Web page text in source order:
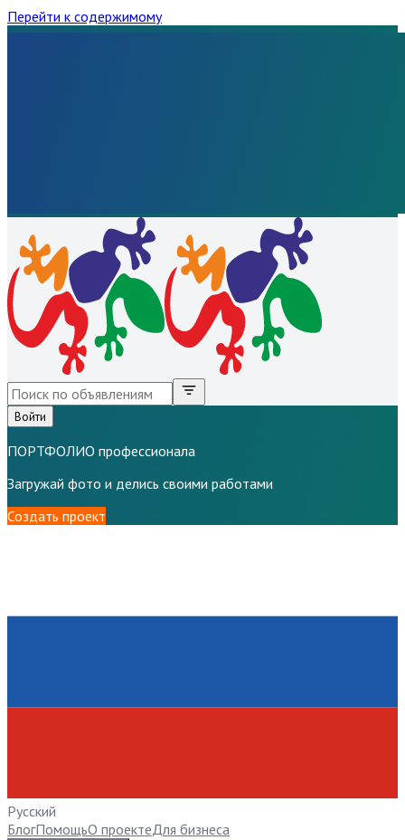
Перейти к содержимому
Войти
ПОРТФОЛИО профессионала
Загружай фото и делись своими работами
Создать проект
Русский
БлогПомощьО проектеДля бизнеса